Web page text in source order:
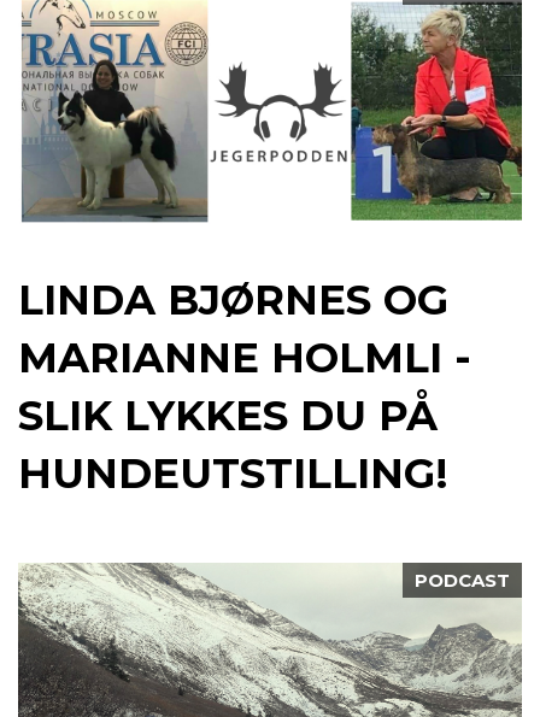
LINDA BJØRNES OG
MARIANNE HOLMLI -
SLIK LYKKES DU PÅ
HUNDEUTSTILLING!
PODCAST